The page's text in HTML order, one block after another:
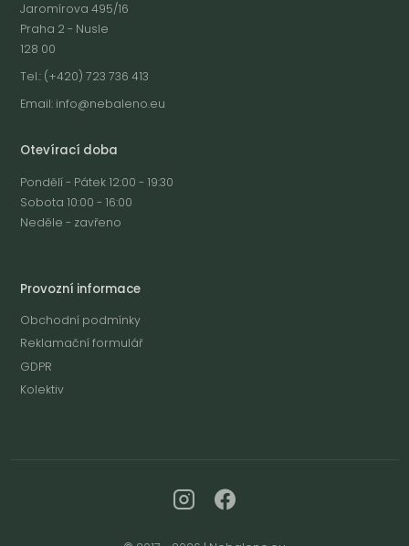
Jaromírova 495/16
Praha 2 - Nusle
128 00
Tel.: (+420) 723 736 413
Email: info@nebaleno.eu
Otevírací doba
Pondělí - Pátek 12:00 - 19:30
Sobota 10:00 - 16:00
Neděle - zavřeno
Provozní informace
Obchodní podmínky
Reklamační formulář
GDPR
Kolektiv